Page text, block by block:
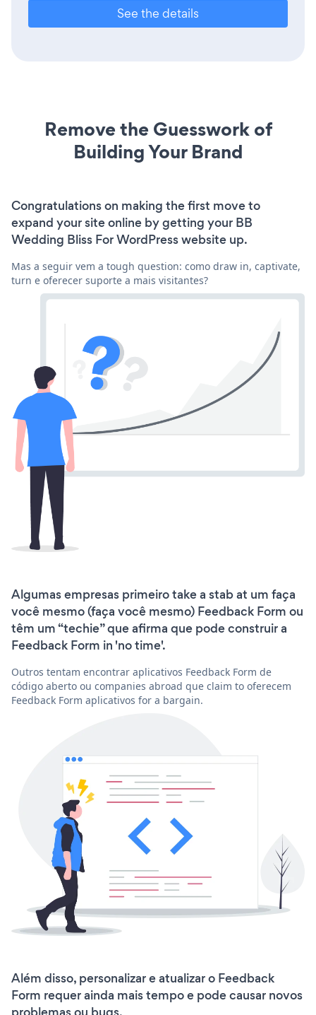
See the details
Remove the Guesswork of
Building Your Brand
Congratulations on making the first move to
expand your site online by getting your BB
Wedding Bliss For WordPress website up.
Mas a seguir vem a tough question: como draw in, captivate,
turn e oferecer suporte a mais visitantes?
Algumas empresas primeiro take a stab at um faça
você mesmo (faça você mesmo) Feedback Form ou
têm um “techie” que afirma que pode construir a
Feedback Form in 'no time'.
Outros tentam encontrar aplicativos Feedback Form de
código aberto ou companies abroad que claim to oferecem
Feedback Form aplicativos for a bargain.
Além disso, personalizar e atualizar o Feedback
Form requer ainda mais tempo e pode causar novos